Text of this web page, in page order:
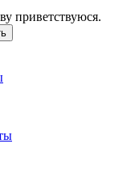
приветствуюся.